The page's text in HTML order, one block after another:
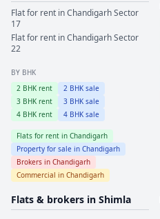
Flat for rent inChandigarhSector
17
Flat for rent inChandigarhSector
22
BY BHK
2 BHK rent 2 BHK sale
3 BHK rent 3 BHK sale
4 BHK rent 4 BHK sale
Flats for rent in Chandigarh
Property for sale in Chandigarh
Brokers in Chandigarh
Commercial in Chandigarh
Flats & brokers in Shimla